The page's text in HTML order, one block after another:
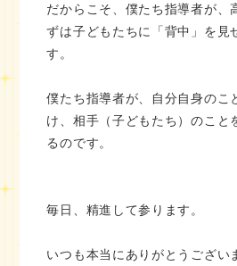
だからこそ、僕たち指導者が、
ずは子どもたちに「背中」を見
す。
僕たち指導者が、自分自身のこ
け、相手（子どもたち）のこと
るのです。
毎日、精進して参ります。
いつも本当にありがとうござい